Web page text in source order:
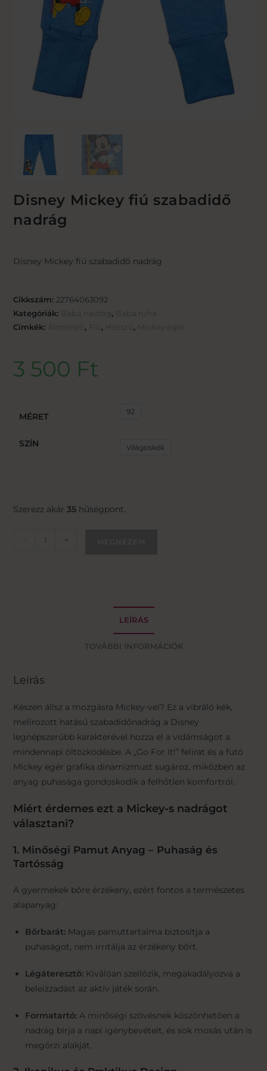
Disney Mickey fiú szabadidő
nadrág
Disney Mickey fiú szabadidő nadrág
Cikkszám: 22764063092
Kategóriák:
,
Címkék:
, , ,
3 500 Ft
MÉRET 92
SZÍN Világoskék
Szerezz akár35 hűségpont.
- +
LEÍRÁS
TOVÁBBI INFORMÁCIÓK
Leírás
Készen állsz a mozgásra Mickey-vel? Ez a vibráló kék,
melírozott hatású szabadidőnadrág a Disney
legnépszerűbb karakterével hozza el a vidámságot a
mindennapi öltözködésbe. A „Go For It!” felirat és a futó
Mickey egér grafika dinamizmust sugároz, miközben az
anyag puhasága gondoskodik a felhőtlen komfortról.
Miért érdemes ezt a Mickey-s nadrágot
választani?
1. Minőségi Pamut Anyag – Puhaság és
Tartósság
A gyermekek bőre érzékeny, ezért fontos a természetes
alapanyag:
Bőrbarát: Magas pamuttartalma biztosítja a
puhaságot, nem irritálja az érzékeny bőrt.
Légáteresztő: Kiválóan szellőzik, megakadályozva a
beleizzadást az aktív játék során.
Formatartó: A minőségi szövésnek köszönhetően a
nadrág bírja a napi igénybevételt, és sok mosás után is
megőrzi alakját.